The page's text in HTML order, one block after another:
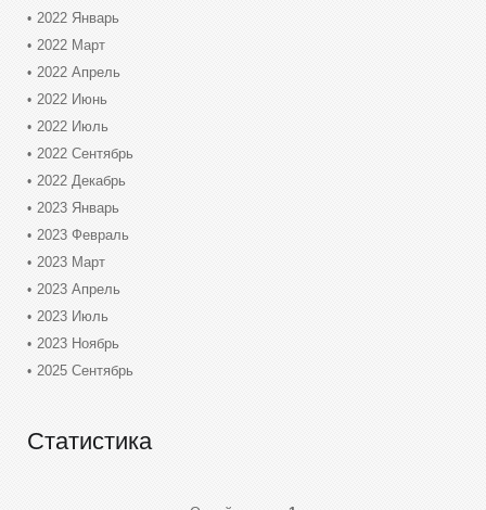
2022 Январь
2022 Март
2022 Апрель
2022 Июнь
2022 Июль
2022 Сентябрь
2022 Декабрь
2023 Январь
2023 Февраль
2023 Март
2023 Апрель
2023 Июль
2023 Ноябрь
2025 Сентябрь
Статистика